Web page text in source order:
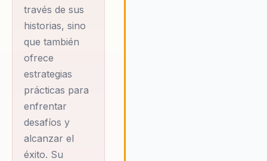
un conferenciante
de renombre,
impartiendo charlas
que se centran en la
gestión de la
adversidad, la
simplicidad, la
autoexigencia y el
respeto. Sus
través de sus
historias, sino
que también
ofrece
estrategias
prácticas para
enfrentar
desafíos y
alcanzar el
éxito. Su